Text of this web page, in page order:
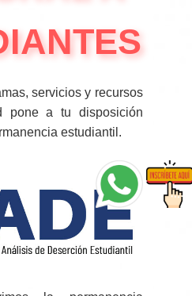
servicios y recursos
pone a tu disposición
estudiantil.